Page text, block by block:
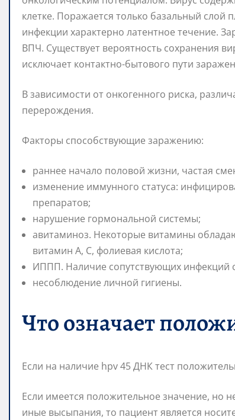
клетке. Поражается только базальный слой
инфекции характерно латентное течение.
ВПЧ. Существует вероятность сохранения
исключает контактно-бытового пути
В зависимости от онкогенного риска,
перерождения.
Факторы способствующие заражению:
раннее начало половой жизни, частая
изменение иммунного статуса:
препаратов;
нарушение гормональной системы;
авитаминоз. Некоторые витамины
витамин А, С, фолиевая кислота;
ИППП. Наличие сопутствующих инфекций
несоблюдение личной гигиены.
Что означает
Если на наличие hpv 45 ДНК тест
Если имеется положительное значение, но
иные высыпания, то пациент является